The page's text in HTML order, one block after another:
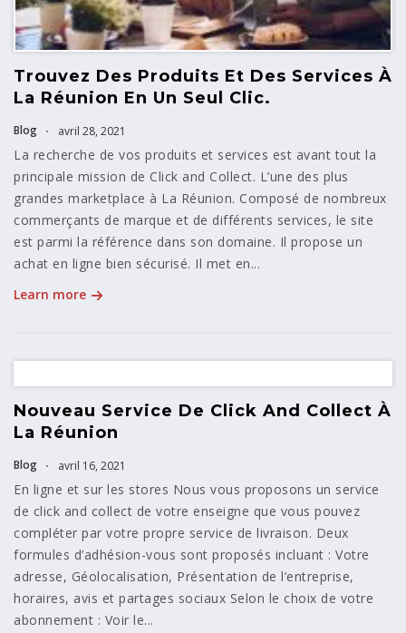
Trouvez Des Produits Et Des Services À
La Réunion En Un Seul Clic.
Blog avril 28, 2021
La recherche de vos produits et services est avant tout la
principale mission de Click and Collect. L’une des plus
grandes marketplace à La Réunion. Composé de nombreux
commerçants de marque et de différents services, le site
est parmi la référence dans son domaine. Il propose un
achat en ligne bien sécurisé. Il met en...
Learn more
Nouveau Service De Click And Collect À
La Réunion
Blog avril 16, 2021
En ligne et sur les stores Nous vous proposons un service
de click and collect de votre enseigne que vous pouvez
compléter par votre propre service de livraison. Deux
formules d’adhésion-vous sont proposés incluant : Votre
adresse, Géolocalisation, Présentation de l’entreprise,
horaires, avis et partages sociaux Selon le choix de votre
abonnement : Voir le...